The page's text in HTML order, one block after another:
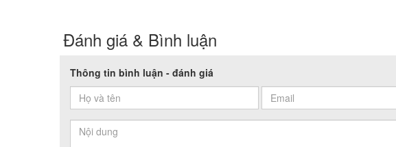
Đánh giá & Bình luận
Thông tin bình luận - đánh giá